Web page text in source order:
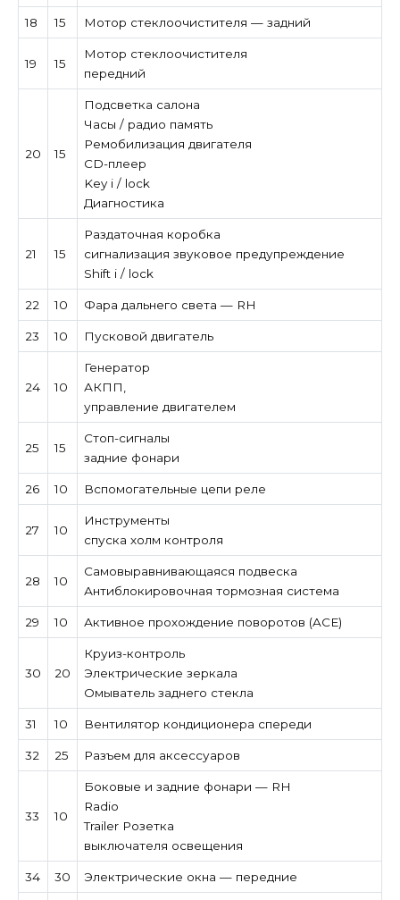
18 15 Мотор стеклоочистителя — задний
19 15
Мотор стеклоочистителя
передний
20 15
Подсветка салона
Часы / радио память
Ремобилизация двигателя
CD-плеер
Key i / lock
Диагностика
21 15
Раздаточная коробка
сигнализация звуковое предупреждение
Shift i / lock
22 10 Фара дальнего света — RH
23 10 Пусковой двигатель
24 10
Генератор
АКПП,
управление двигателем
25 15
Стоп-сигналы
задние фонари
26 10 Вспомогательные цепи реле
27 10
Инструменты
спуска холм контроля
28 10
Самовыравнивающаяся подвеска
Антиблокировочная тормозная система
29 10 Активное прохождение поворотов (ACE)
30 20
Круиз-контроль
Электрические зеркала
Омыватель заднего стекла
31 10 Вентилятор кондиционера спереди
32 25 Разъем для аксессуаров
33 10
Боковые и задние фонари — RH
Radio
Trailer Розетка
выключателя освещения
34 30 Электрические окна — передние